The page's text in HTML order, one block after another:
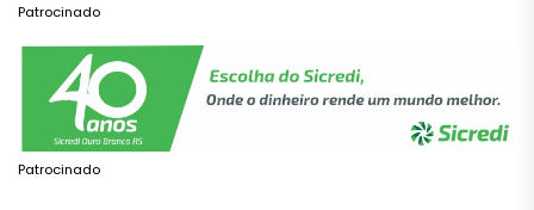
Patrocinado
Patrocinado